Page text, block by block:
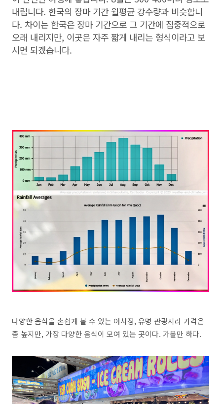
내립니다. 한국의 장마 기간 월평균 강수량과 비슷합니
다. 차이는 한국은 장마 기간으로 그 기간에 집중적으로
오래 내리지만, 이곳은 자주 짧게 내리는 형식이라고 보
시면 되겠습니다.
다양한 음식을 손쉽게 볼 수 있는 야시장, 유명 관광지라 가격은
좀 높지만, 가장 다양한 음식이 모여 있는 곳이다. 가볼만 하다.